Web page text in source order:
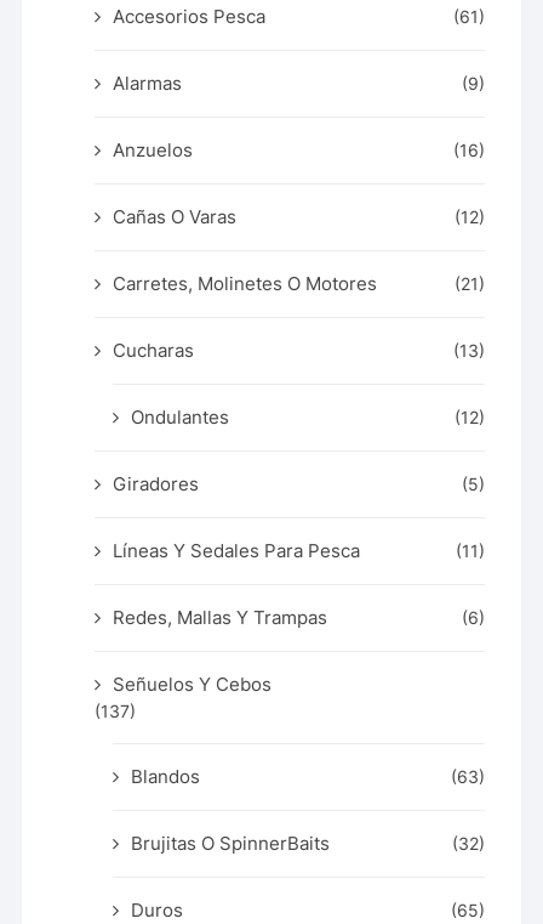
Accesorios Pesca (61)
Alarmas (9)
Anzuelos (16)
Cañas O Varas (12)
Carretes, Molinetes O Motores (21)
Cucharas (13)
Ondulantes (12)
Giradores (5)
Líneas Y Sedales Para Pesca (11)
Redes, Mallas Y Trampas (6)
Señuelos Y Cebos
(137)
Blandos (63)
Brujitas O SpinnerBaits (32)
Duros (65)